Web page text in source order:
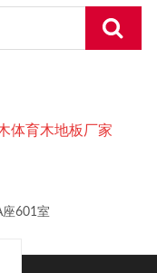
体育木地板厂家
601室